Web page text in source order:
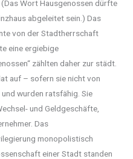
Wort Hausgenossen dürfte
abgeleitet sein.) Das
von der Stadtherrschaft
eine ergiebige
zählten daher zur städt.
auf – sofern sie nicht von
wurden ratsfähig. Sie
und Geldgeschäfte,
Das
monopolistisch
einer Stadt standen